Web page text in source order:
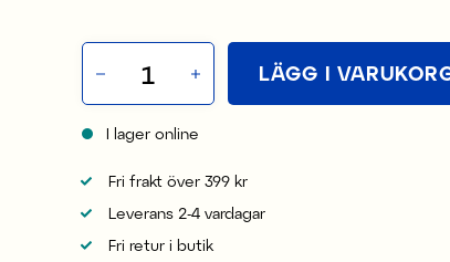
LÄGG I
I lager online
Fri frakt över 399 kr
Leverans 2-4 vardagar
Fri retur i butik